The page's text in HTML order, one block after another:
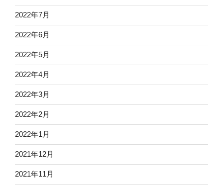
2022年7月
2022年6月
2022年5月
2022年4月
2022年3月
2022年2月
2022年1月
2021年12月
2021年11月